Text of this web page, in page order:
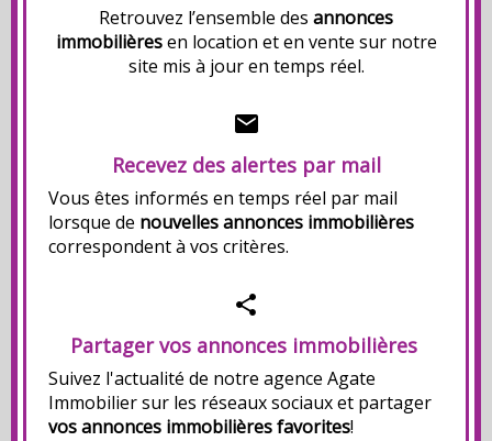
Retrouvez l’ensemble des annonces
immobilièresen location et en vente sur notre
site mis à jour en temps réel.
Recevez des alertes par mail
Vous êtes informés en temps réel par mail
lorsque de nouvelles annonces immobilières
correspondent à vos critères.
Partager vos annonces immobilières
Suivez l'actualité de notre agence Agate
Immobilier sur les réseaux sociaux et partager
vos annonces immobilières favorites!